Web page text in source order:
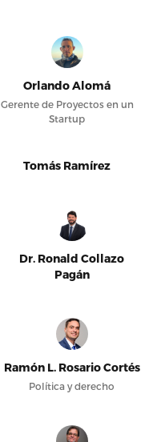
Orlando Alomá
Gerente de Proyectos en un
Startup
Tomás Ramírez
Dr. Ronald Collazo
Pagán
Ramón L. Rosario Cortés
Política y derecho